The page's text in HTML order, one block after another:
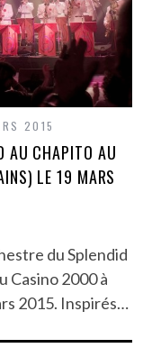
2015
AU CHAPITO AU
LE 19 MARS
du Splendid
Casino 2000 à
2015. Inspirés…